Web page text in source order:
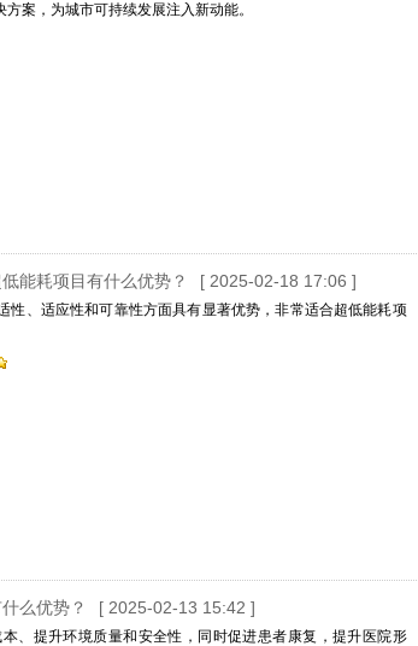
案，为城市可持续发展注入新动能。
能耗项目有什么优势？ [ 2025-02-18 17:06 ]
性、适应性和可靠性方面具有显著优势，非常适合超低能耗项
么优势？ [ 2025-02-13 15:42 ]
、提升环境质量和安全性，同时促进患者康复，提升医院形